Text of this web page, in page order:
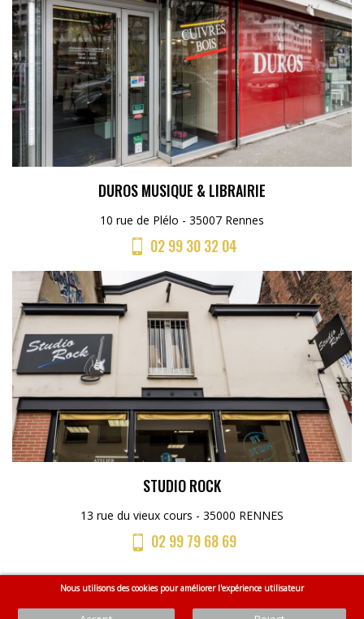
Nous utilisons des cookies pour améliorer l'expérience utilisateur
DUROS MUSIQUE & LIBRAIRIE
10 rue de Plélo - 35007 Rennes
02 99 30 32 04
STUDIO ROCK
13 rue du vieux cours - 35000 RENNES
02 99 79 68 69
Accueil CGV Mentions légales
Plan du site